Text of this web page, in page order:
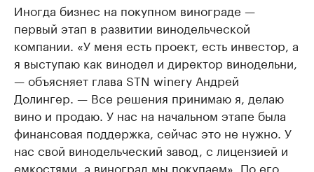
Иногда бизнес на покупном винограде —
первый этап в развитии винодельческой
компании. «У меня есть проект, есть инвестор, а
я выступаю как винодел и директор винодельни,
— объясняет глава STN winery Андрей
Долингер. — Все решения принимаю я, делаю
вино и продаю. У нас на начальном этапе была
финансовая поддержка, сейчас это не нужно. У
нас свой винодельческий завод, с лицензией и
емкостями, а виноград мы покупаем». По его